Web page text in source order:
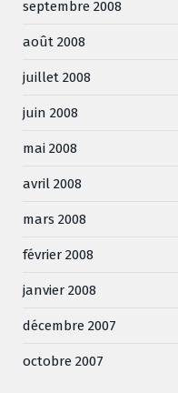
septembre 2008
août 2008
juillet 2008
juin 2008
mai 2008
avril 2008
mars 2008
février 2008
janvier 2008
décembre 2007
octobre 2007